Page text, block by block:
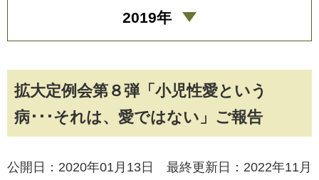
拡大定例会第８弾「小児性愛という
病･･･それは、愛ではない」ご報告
公開日：2020年01月13日 最終更新日：2022年11月
2019年